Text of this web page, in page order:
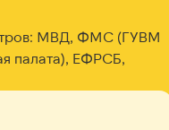
МВД, ФМС (ГУВМ
палата), ЕФРСБ,